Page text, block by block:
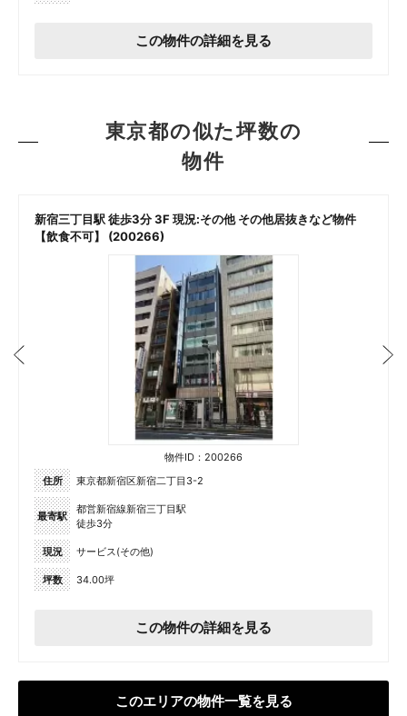
この物件の詳細を見る
東京都の似た坪数の
物件
新宿三丁目駅 徒歩3分 3F 現況:その他 その他居抜きなど物件
【飲食不可】 (200266)
物件ID：200266
住所
東京都新宿区新宿二丁目3-2
最寄駅
都営新宿線新宿三丁目駅
徒歩3分
現況 サービス(その他)
坪数 34.00坪
この物件の詳細を見る
このエリアの物件一覧を見る